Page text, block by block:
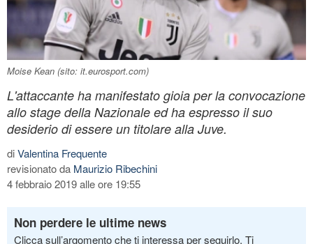
Moise Kean (sito: it.eurosport.com)
L'attaccante ha manifestato gioia per la convocazione
allo stage della Nazionale ed ha espresso il suo
desiderio di essere un titolare alla Juve.
diValentina Frequente
revisionato da Maurizio Ribechini
4 febbraio 2019 alle ore 19:55
Non perdere le ultime news
Clicca sull’argomento che ti interessa per seguirlo. Ti